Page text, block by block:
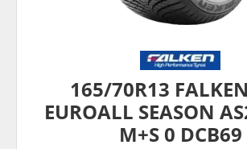
165/70R13
EUROALL SEASON
M+S 0 DCB69